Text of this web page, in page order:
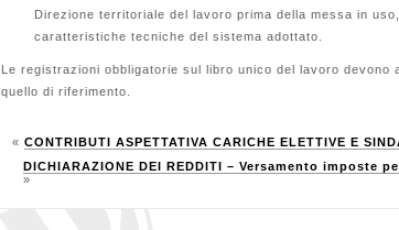
Direzione territoriale del lavoro prima della messa in
caratteristiche tecniche del sistema adottato.
Le registrazioni obbligatorie sul libro unico del lavoro
quello di riferimento.
« CONTRIBUTI ASPETTATIVA CARICHE ELETTIVE E
DICHIARAZIONE DEI REDDITI – Versamento imposte
»